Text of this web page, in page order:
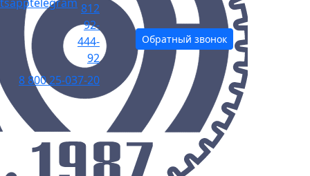
812
92-
444-
92
8 800 25-037-20
Обратный звонок